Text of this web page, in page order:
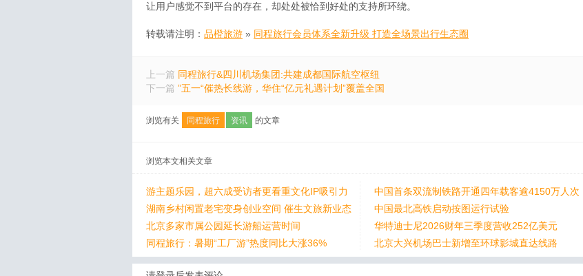
让用户感觉不到平台的存在，却处处被恰到好处的支持所环绕。
转载请注明： 品橙旅游 » 同程旅行会员体系全新升级 打造全场景出行生态圈
上一篇 同程旅行&四川机场集团:共建成都国际航空枢纽
下一篇 ”五一“催热长线游，华住“亿元礼遇计划”覆盖全国
浏览有关 同程旅行 资讯 的文章
浏览本文相关文章
游主题乐园，超六成受访者更看重文化IP吸引力
中国首条双流制铁路开通四年载客逾4150万人次
湖南乡村闲置老宅变身创业空间 催生文旅新业态
中国最北高铁启动按图运行试验
北京多家市属公园延长游船运营时间
华特迪士尼2026财年三季度营收252亿美元
同程旅行：暑期“工厂游”热度同比大涨36%
北京大兴机场巴士新增至环球影城直达线路